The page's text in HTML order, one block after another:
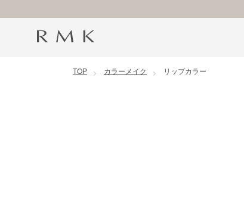
コンテンツに移動
TOP カラーメイク リップカラー